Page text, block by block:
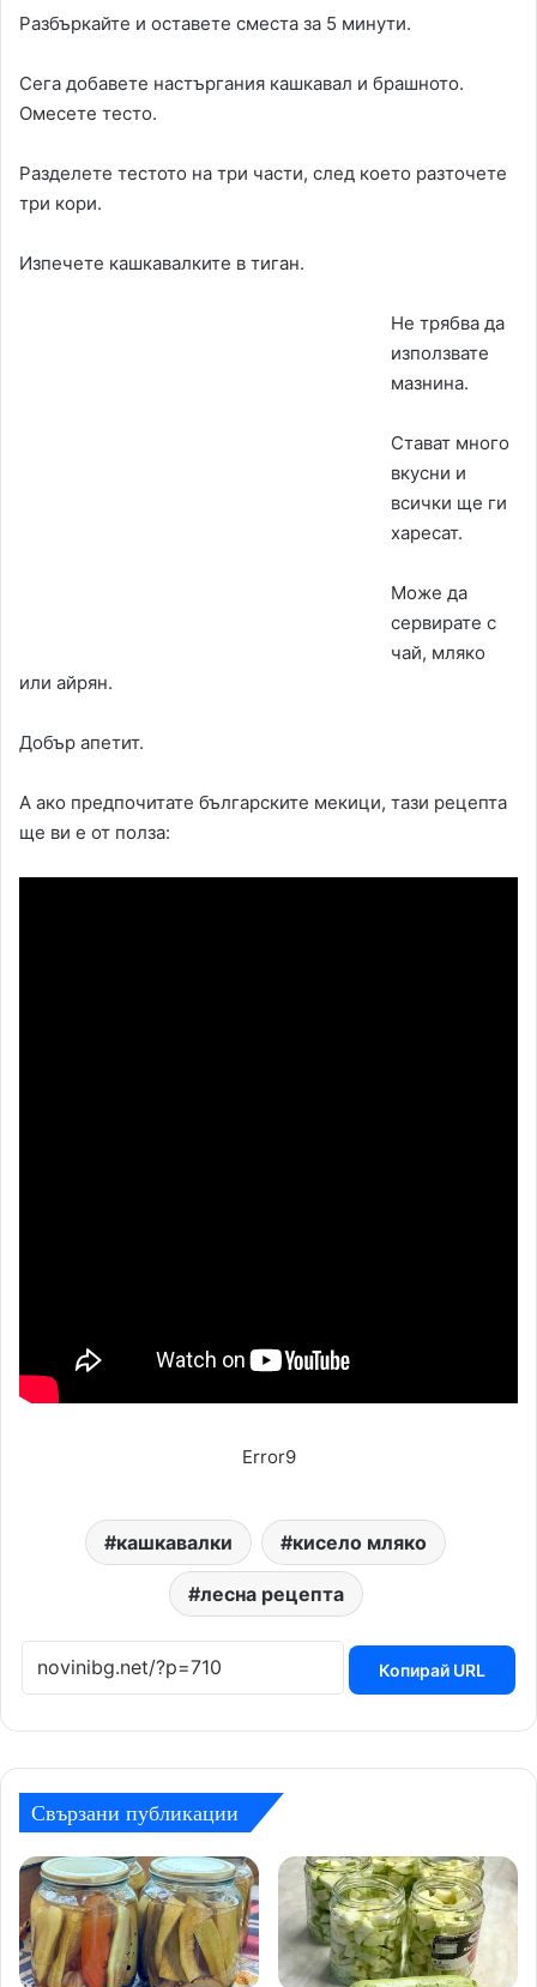
Разбъркайте и оставете сместа за 5 минути.
Сега добавете настъргания кашкавал и брашното.
Омесете тесто.
Разделете тестото на три части, след което разточете
три кори.
Изпечете кашкавалките в тиган.
Не трябва да
използвате
мазнина.
Стават много
вкусни и
всички ще ги
харесат.
Може да
сервирате с
чай, мляко
или айрян.
Добър апетит.
А ако предпочитате българските мекици, тази рецепта
ще ви е от полза:
Error9
кашкавалки кисело мляко
лесна рецепта
Копирай URL
Свързани публикации